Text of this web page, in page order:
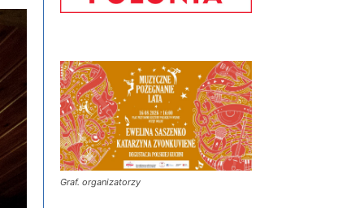
Graf. organizatorzy